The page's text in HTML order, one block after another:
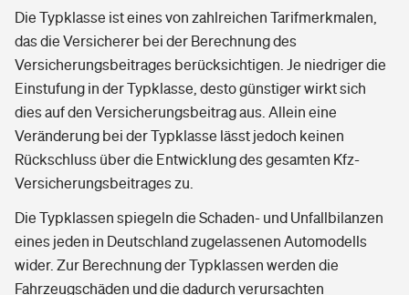
Die Typklasse ist eines von zahlreichen Tarifmerkmalen,
das die Versicherer bei der Berechnung des
Versicherungsbeitrages berücksichtigen. Je niedriger die
Einstufung in der Typklasse, desto günstiger wirkt sich
dies auf den Versicherungsbeitrag aus. Allein eine
Veränderung bei der Typklasse lässt jedoch keinen
Rückschluss über die Entwicklung des gesamten Kfz-
Versicherungsbeitrages zu.
Die Typklassen spiegeln die Schaden- und Unfallbilanzen
eines jeden in Deutschland zugelassenen Automodells
wider. Zur Berechnung der Typklassen werden die
Fahrzeugschäden und die dadurch verursachten